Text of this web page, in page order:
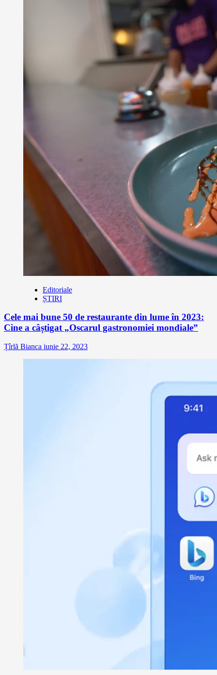
Editoriale
ȘTIRI
Cele mai bune 50 de restaurante din lume în 2023:
Cine a câștigat „Oscarul gastronomiei mondiale”
Țîrlă Bianca iunie 22, 2023